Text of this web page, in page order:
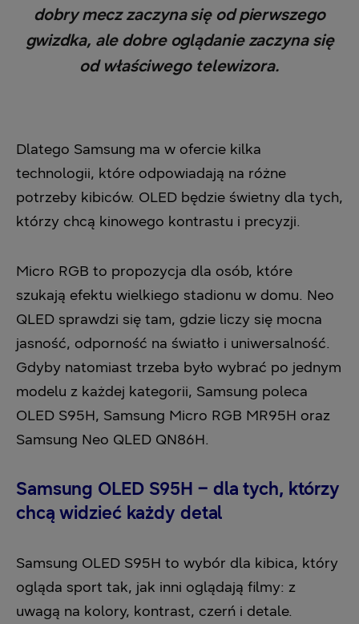
dobry mecz zaczyna się od pierwszego
gwizdka, ale dobre oglądanie zaczyna się
od właściwego telewizora.
Dlatego Samsung ma w ofercie kilka
technologii, które odpowiadają na różne
potrzeby kibiców. OLED będzie świetny dla tych,
którzy chcą kinowego kontrastu i precyzji.
Micro RGB to propozycja dla osób, które
szukają efektu wielkiego stadionu w domu. Neo
QLED sprawdzi się tam, gdzie liczy się mocna
jasność, odporność na światło i uniwersalność.
Gdyby natomiast trzeba było wybrać po jednym
modelu z każdej kategorii, Samsung poleca
OLED S95H, Samsung Micro RGB MR95H oraz
Samsung Neo QLED QN86H.
Samsung OLED S95H – dla tych, którzy
chcą widzieć każdy detal
Samsung OLED S95H to wybór dla kibica, który
ogląda sport tak, jak inni oglądają filmy: z
uwagą na kolory, kontrast, czerń i detale.